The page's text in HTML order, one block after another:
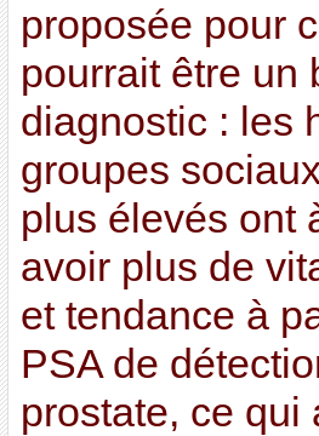
proposée pour
pourrait être un
diagnostic : les
groupes
plus élevés ont
avoir plus de
et tendance à
PSA de
prostate, ce qui